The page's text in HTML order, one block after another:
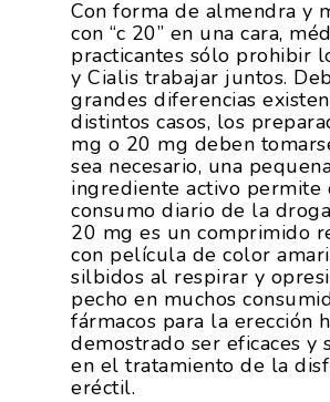
Con forma de almendra y
con “c 20” en una cara,
practicantes sólo prohibir
y Cialis trabajar juntos.
grandes diferencias
distintos casos, los
mg o 20 mg deben
sea necesario, una
ingrediente activo permite
consumo diario de la
20 mg es un comprimido
con película de color
silbidos al respirar y
pecho en muchos
fármacos para la erección
demostrado ser eficaces y
en el tratamiento de la
eréctil.
RSC